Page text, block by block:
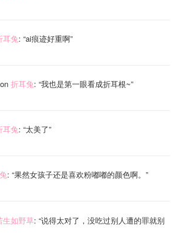
耳兔: “ai痕迹好重啊”
on 折耳兔: “我也是第一眼看成折耳根~”
耳兔: “太美了”
: “果然女孩子还是喜欢粉嘟嘟的颜色啊。 ”
生如野草: “说得太对了，没吃过别人遭的罪就别